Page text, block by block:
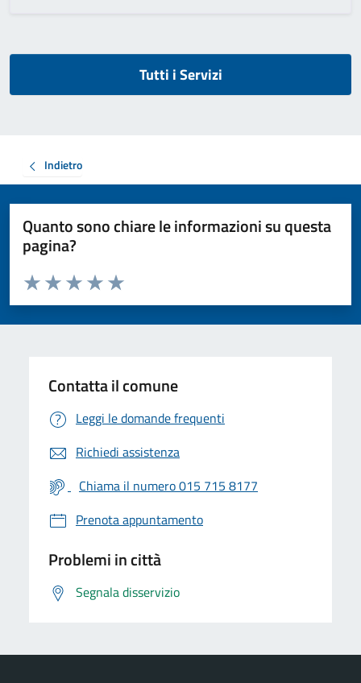
Tutti i Servizi
Indietro
Quanto sono chiare le informazioni su questa
pagina?
Valuta da 1 a 5 stelle la pagina
Valuta 5 stelle su 5
Valuta 4 stelle su 5
Valuta 3 stelle su 5
Valuta 2 stelle su 5
Valuta 1 stelle su 5
Contatta il comune
Leggi le domande frequenti
Richiedi assistenza
Chiama il numero 015 715 8177
Prenota appuntamento
Problemi in città
Segnala disservizio